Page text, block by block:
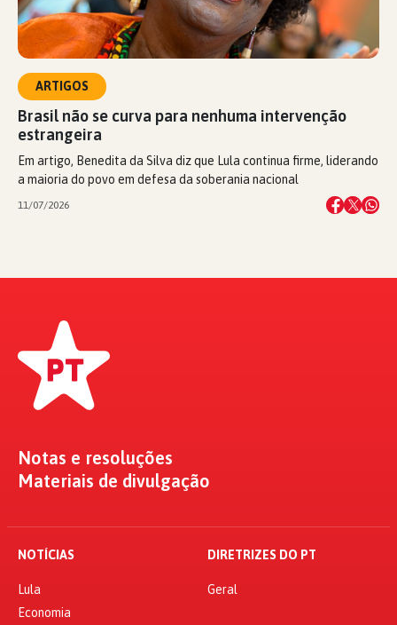
ARTIGOS
Brasil não se curva para nenhuma intervenção
estrangeira
Em artigo, Benedita da Silva diz que Lula continua firme, liderando
a maioria do povo em defesa da soberania nacional
11/07/2026
Notas e resoluções
Materiais de divulgação
NOTÍCIAS
Lula
Economia
DIRETRIZES DO PT
Geral